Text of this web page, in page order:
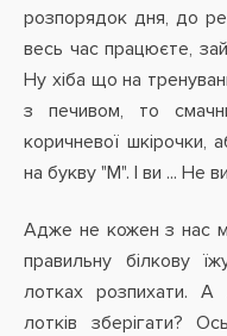
розпорядок дня, до
весь час працюєте,
Ну хіба що на
з печивом, то
коричневої шкірочки,
на букву "М". І ви ... Не
Адже не кожен з нас
правильну білкову
лотках розпихати. А
лотків зберігати?